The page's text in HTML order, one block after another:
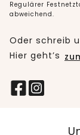
Regulärer
abweichend.
Oder schreib
Hier geht’s